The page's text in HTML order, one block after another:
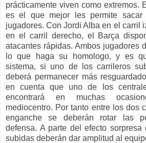
prácticamente viven como extremos.
es el que mejor les permite sacar
jugadores. Con Jordi Alba en el carril
en el carril derecho, el Barça
atacantes rápidas. Ambos jugadores
lo que haga su homologo, y es
sistema, si uno de los carrileros
deberá permanecer más
en cuenta que uno de los
encontrará en muchas
mediocentro. Por tanto entre los dos
enganche se deberán rotar las
defensa. A parte del efecto
subidas deberán dar amplitud al